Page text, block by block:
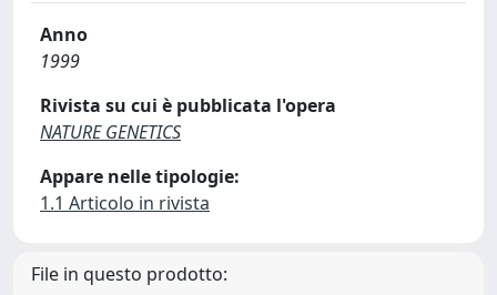
Anno
1999
Rivista su cui è pubblicata l'opera
NATURE GENETICS
Appare nelle tipologie:
1.1 Articolo in rivista
File in questo prodotto: